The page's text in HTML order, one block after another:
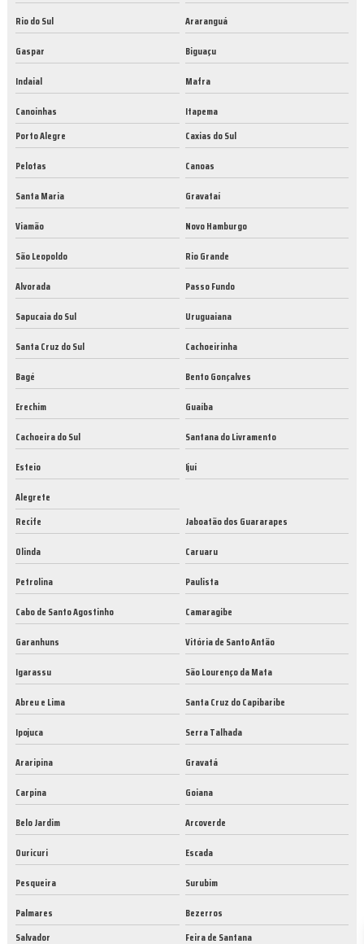
Rio do Sul
Araranguá
Gaspar
Biguaçu
Indaial
Mafra
Canoinhas
Itapema
Porto Alegre
Caxias do Sul
Pelotas
Canoas
Santa Maria
Gravataí
Viamão
Novo Hamburgo
São Leopoldo
Rio Grande
Alvorada
Passo Fundo
Sapucaia do Sul
Uruguaiana
Santa Cruz do Sul
Cachoeirinha
Bagé
Bento Gonçalves
Erechim
Guaíba
Cachoeira do Sul
Santana do Livramento
Esteio
Ijuí
Alegrete
Recife
Jaboatão dos Guararapes
Olinda
Caruaru
Petrolina
Paulista
Cabo de Santo Agostinho
Camaragibe
Garanhuns
Vitória de Santo Antão
Igarassu
São Lourenço da Mata
Abreu e Lima
Santa Cruz do Capibaribe
Ipojuca
Serra Talhada
Araripina
Gravatá
Carpina
Goiana
Belo Jardim
Arcoverde
Ouricuri
Escada
Pesqueira
Surubim
Palmares
Bezerros
Salvador
Feira de Santana